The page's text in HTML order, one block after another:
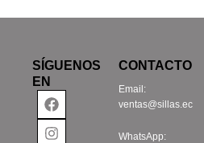
SÍGUENOS
EN
Facebook
Instagram
Tiktok
Linkedin
CONTACTO
Email:
ventas@sillas.ec
WhatsApp: